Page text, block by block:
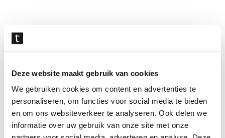
Deze website maakt gebruik van cookies
We gebruiken cookies om content en advertenties te
personaliseren, om functies voor social media te bieden
en om ons websiteverkeer te analyseren. Ook delen we
informatie over uw gebruik van onze site met onze
overslaan